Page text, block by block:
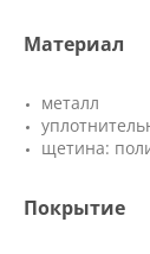
Материал
металл
щетина:
Покрытие